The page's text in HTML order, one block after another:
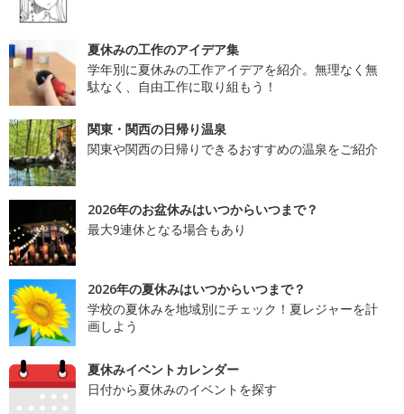
夏休みの工作のアイデア集
学年別に夏休みの工作アイデアを紹介。無理なく無
駄なく、自由工作に取り組もう！
関東・関西の日帰り温泉
関東や関西の日帰りできるおすすめの温泉をご紹介
2026年のお盆休みはいつからいつまで？
最大9連休となる場合もあり
2026年の夏休みはいつからいつまで？
学校の夏休みを地域別にチェック！夏レジャーを計
画しよう
夏休みイベントカレンダー
日付から夏休みのイベントを探す